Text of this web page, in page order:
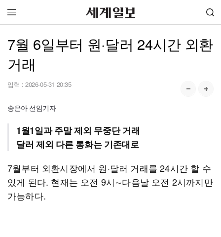
7월 6일부터 원·달러 24시간 외환
거래
입력 : 2026-05-31 20:35
송은아 선임기자
1월1일과 주말 제외 무중단 거래
달러 제외 다른 통화는 기존대로
7월부터 외환시장에서 원·달러 거래를 24시간 할 수
있게 된다. 현재는 오전 9시∼다음날 오전 2시까지만
가능하다.